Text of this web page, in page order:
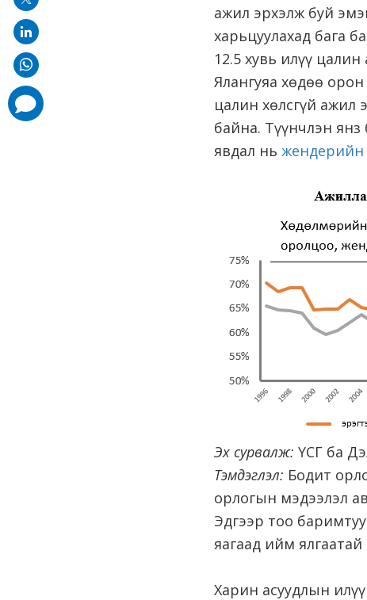
ажил эрхэлж буй
харьцуулахад бага
12.5 хувь илүү
Ялангуяа хөдөө
цалин хөлсгүй ажил
байна. Түүнчлэн
явдал нь жендерийн
Эх сурвалж: ҮСГ ба
Тэмдэглэл: Бодит
орлогын мэдээлэл
Эдгээр тоо
яагаад ийм ялгаатай
Харин асуудлын
comments
added